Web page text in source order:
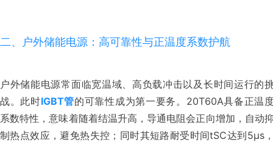
二、户外储能电源：高可靠性与正温度系数护航
户外储能电源常面临宽温域、高负载冲击以及长时间运行的
战。此时IGBT管的可靠性成为第一要务。20T60A具备正温
系数特性，意味着随着结温升高，导通电阻会正向增加，自动
制热点效应，避免热失控；同时其短路耐受时间tSC达到5μs